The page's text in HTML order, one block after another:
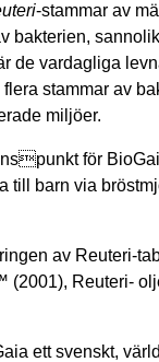
-stammar av
de vardagliga
stammar av
miljöer.
för
till barn via
av Reuteri-
Reuteri-
ett svenskt,